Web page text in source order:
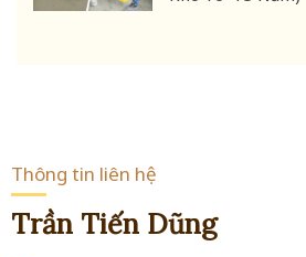
Thông tin liên hệ
Trần Tiến Dũng